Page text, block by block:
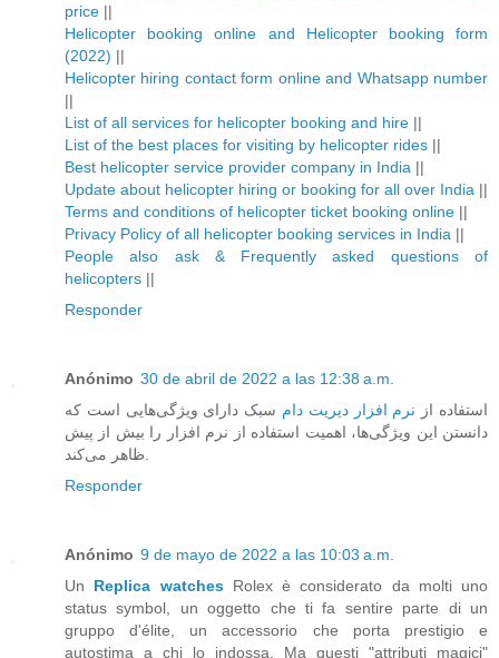
price ||
Helicopter booking online and Helicopter booking form
(2022) ||
Helicopter hiring contact form online and Whatsapp number
||
List of all services for helicopter booking and hire ||
List of the best places for visiting by helicopter rides ||
Best helicopter service provider company in India ||
Update about helicopter hiring or booking for all over India ||
Terms and conditions of helicopter ticket booking online ||
Privacy Policy of all helicopter booking services in India ||
People also ask & Frequently asked questions of
helicopters ||
Responder
Anónimo 30 de abril de 2022 a las 12:38 a.m.
استفاده از نرم افزار دیریت دام سبک دارای ویژگی‌هایی است که
دانستن این ویژگی‌ها، اهمیت استفاده از نرم افزار را بیش از پیش
Responder
Anónimo 9 de mayo de 2022 a las 10:03 a.m.
Un Replica watchesRolex è considerato da molti uno
status symbol, un oggetto che ti fa sentire parte di un
gruppo d'élite, un accessorio che porta prestigio e
autostima a chi lo indossa. Ma questi "attributi magici"